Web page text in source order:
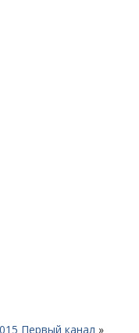
Первый канал »